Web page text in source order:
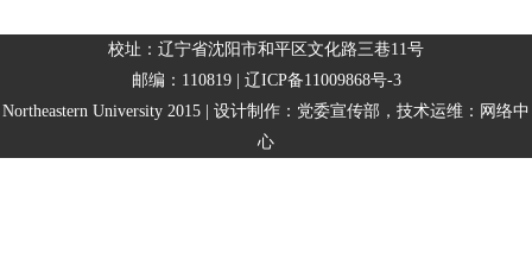
校址：辽宁省沈阳市和平区文化路三巷11号
邮编：110819 | 辽ICP备11009868号-3
Northeastern University 2015 | 设计制作：党委宣传部，技术运维：网络中
心